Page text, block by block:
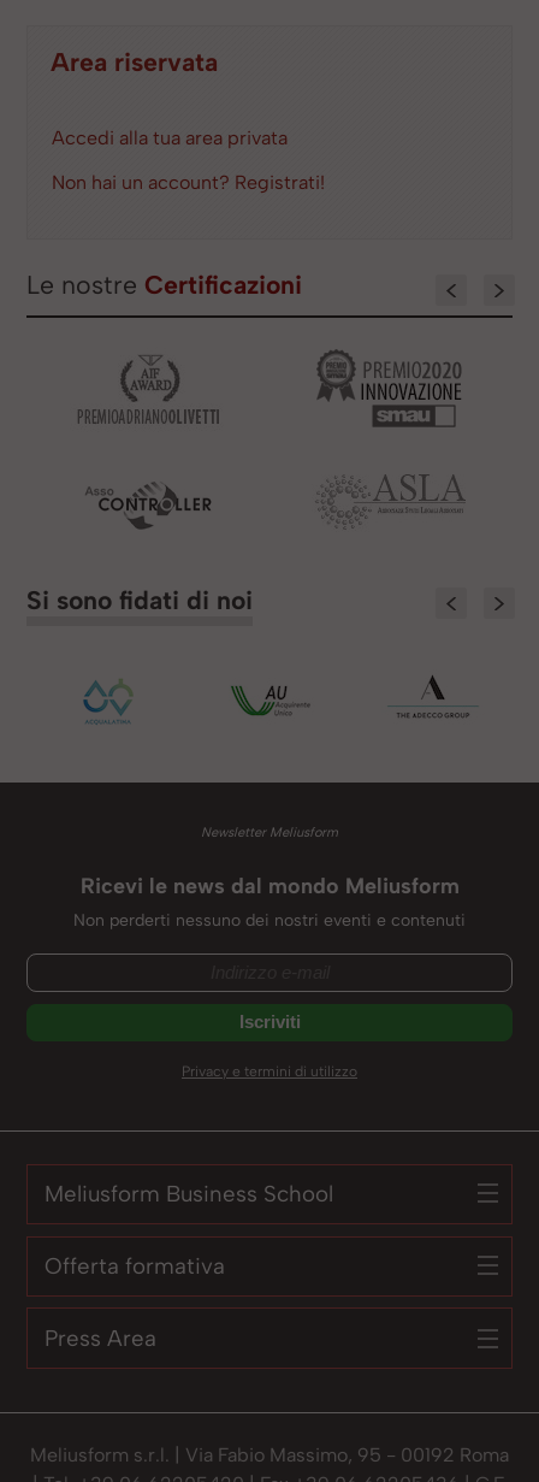
Area riservata
Accedi alla tua area privata
Non hai un account? Registrati!
Le nostre Certificazioni
Si sono fidati di noi
Newsletter Meliusform
Ricevi le news dal mondo Meliusform
Non perderti nessuno dei nostri eventi e contenuti
Privacy e termini di utilizzo
Meliusform Business School
Offerta formativa
Press Area
Meliusform s.r.l. | Via Fabio Massimo, 95 - 00192 Roma